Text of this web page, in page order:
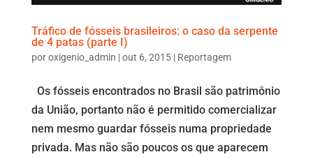
Tráfico de fósseis brasileiros: o caso da serpente
de 4 patas (parte I)
poroxigenio_admin |out 6, 2015| Reportagem
Os fósseis encontrados no Brasil são patrimônio
da União, portanto não é permitido comercializar
nem mesmo guardar fósseis numa propriedade
privada. Mas não são poucos os que aparecem